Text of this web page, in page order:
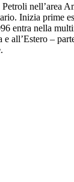
Inizia prime
entra nella
all’Estero –